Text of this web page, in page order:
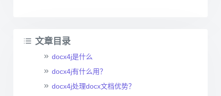
文章目录
docx4j是什么
docx4j有什么用？
docx4j处理docx文档优势？